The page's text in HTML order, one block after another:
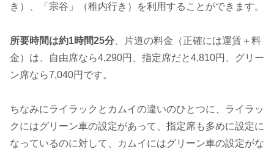
き）、「宗谷」（稚内行き）を利用することができます。
所要時間は約1時間25分 、片道の料金（正確には運賃＋料
金）は、自由席なら4,290円、指定席だと4,810円、グリー
ン席なら7,040円です。
ちなみにライラックとカムイの違いのひとつに、ライラッ
クにはグリーン車の設定があって、指定席も多めに設定に
なっているのに対して、カムイにはグリーン車の設定がな